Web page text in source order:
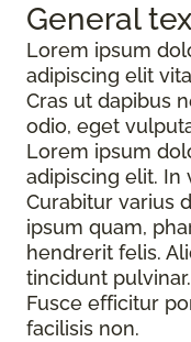
General
Lorem ipsum
adipiscing elit
Cras ut dapibus
odio, eget
Lorem ipsum
adipiscing elit. In
Curabitur varius
ipsum quam,
hendrerit felis.
tincidunt
Fusce efficitur
facilisis non.